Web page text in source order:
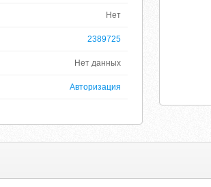
Нет
2389725
Нет данных
Авторизация